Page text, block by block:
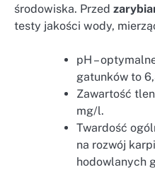
środowiska. Przed
testy jakości wody,
pH –
gatunków to
Zawartość
mg/l.
Twardość
na rozwój
hodowlanych